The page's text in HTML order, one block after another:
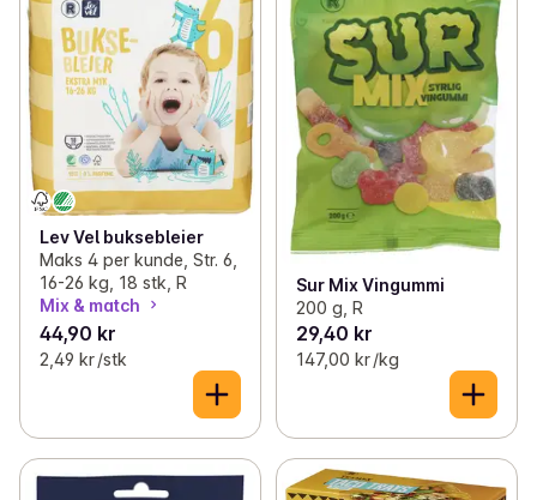
Lev Vel buksebleier
Maks 4 per kunde, Str. 6,
16-26 kg, 18 stk, R
Mix & match
44,90 kr
2,49 kr /stk
Sur Mix Vingummi
200 g, R
29,40 kr
147,00 kr /kg